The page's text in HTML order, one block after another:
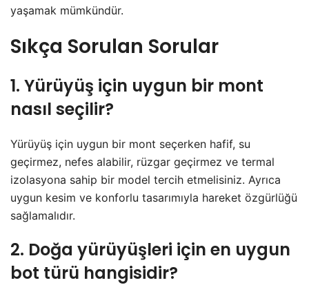
yaşamak mümkündür.
Sıkça Sorulan Sorular
1. Yürüyüş için uygun bir mont
nasıl seçilir?
Yürüyüş için uygun bir mont seçerken hafif, su
geçirmez, nefes alabilir, rüzgar geçirmez ve termal
izolasyona sahip bir model tercih etmelisiniz. Ayrıca
uygun kesim ve konforlu tasarımıyla hareket özgürlüğü
sağlamalıdır.
2. Doğa yürüyüşleri için en uygun
bot türü hangisidir?